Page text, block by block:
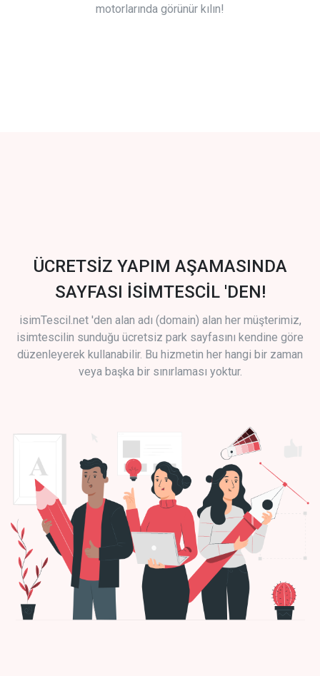
motorlarında görünür kılın!
ÜCRETSİZ YAPIM AŞAMASINDA
SAYFASI İSİMTESCİL 'DEN!
isimTescil.net 'den alan adı (domain) alan her müşterimiz,
isimtescilin sunduğu ücretsiz park sayfasını kendine göre
düzenleyerek kullanabilir. Bu hizmetin her hangi bir zaman
veya başka bir sınırlaması yoktur.